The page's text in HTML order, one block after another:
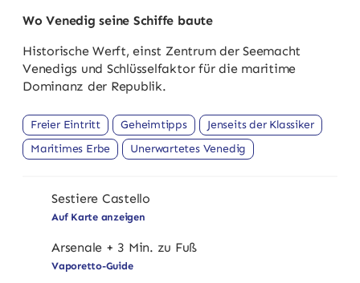
Wo Venedig seine Schiffe baute
Historische Werft, einst Zentrum der Seemacht
Venedigs und Schlüsselfaktor für die maritime
Dominanz der Republik.
Freier Eintritt Geheimtipps
Jenseits der Klassiker
Maritimes Erbe
Unerwartetes Venedig
Sestiere Castello
Auf Karte anzeigen
Arsenale + 3 Min. zu Fuß
Vaporetto-Guide